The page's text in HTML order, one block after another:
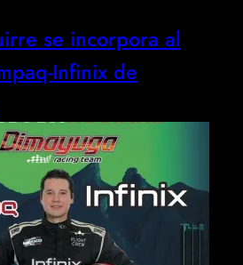
se incorpora al
Infinix de